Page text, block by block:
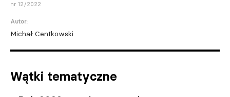
nr 12/2022
Autor:
Michał Centkowski
Wątki tematyczne